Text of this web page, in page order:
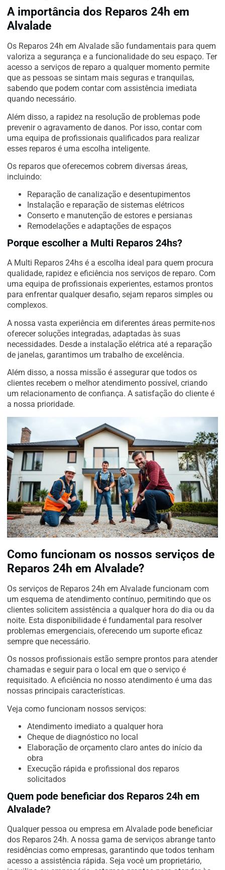
A importância dos Reparos 24h em
Alvalade
Os Reparos 24h em Alvalade são fundamentais para quem
valoriza a segurança e a funcionalidade do seu espaço. Ter
acesso a serviços de reparo a qualquer momento permite
que as pessoas se sintam mais seguras e tranquilas,
sabendo que podem contar com assistência imediata
quando necessário.
Além disso, a rapidez na resolução de problemas pode
prevenir o agravamento de danos. Por isso, contar com
uma equipa de profissionais qualificados para realizar
esses reparos é uma escolha inteligente.
Os reparos que oferecemos cobrem diversas áreas,
incluindo:
Reparação de canalização e desentupimentos
Instalação e reparação de sistemas elétricos
Conserto e manutenção de estores e persianas
Remodelações e adaptações de espaços
Porque escolher a Multi Reparos 24hs?
A Multi Reparos 24hs é a escolha ideal para quem procura
qualidade, rapidez e eficiência nos serviços de reparo. Com
uma equipa de profissionais experientes, estamos prontos
para enfrentar qualquer desafio, sejam reparos simples ou
complexos.
A nossa vasta experiência em diferentes áreas permite-nos
oferecer soluções integradas, adaptadas às suas
necessidades. Desde a instalação elétrica até a reparação
de janelas, garantimos um trabalho de excelência.
Além disso, a nossa missão é assegurar que todos os
clientes recebem o melhor atendimento possível, criando
um relacionamento de confiança. A satisfação do cliente é
a nossa prioridade.
Como funcionam os nossos serviços de
Reparos 24h em Alvalade?
Os serviços de Reparos 24h em Alvalade funcionam com
um esquema de atendimento contínuo, permitindo que os
clientes solicitem assistência a qualquer hora do dia ou da
noite. Esta disponibilidade é fundamental para resolver
problemas emergenciais, oferecendo um suporte eficaz
sempre que necessário.
Os nossos profissionais estão sempre prontos para atender
chamadas e seguir para o local em que o serviço é
requisitado. A eficiência no nosso atendimento é uma das
nossas principais características.
Veja como funcionam nossos serviços:
Atendimento imediato a qualquer hora
Cheque de diagnóstico no local
Elaboração de orçamento claro antes do início da
obra
Execução rápida e profissional dos reparos
solicitados
Quem pode beneficiar dos Reparos 24h em
Alvalade?
Qualquer pessoa ou empresa em Alvalade pode beneficiar
dos Reparos 24h. A nossa gama de serviços abrange tanto
residências como empresas, garantindo que todos tenham
acesso a assistência rápida. Seja você um proprietário,